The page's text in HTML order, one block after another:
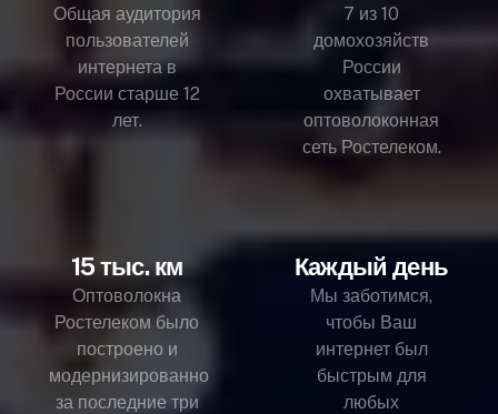
Общая аудитория
пользователей
интернета в
России старше 12
лет.
7 из 10
домохозяйств
России
охватывает
оптоволоконная
сеть Ростелеком.
15 тыс. км
Оптоволокна
Ростелеком было
построено и
модернизированно
за последние три
Каждый день
Мы заботимся,
чтобы Ваш
интернет был
быстрым для
любых